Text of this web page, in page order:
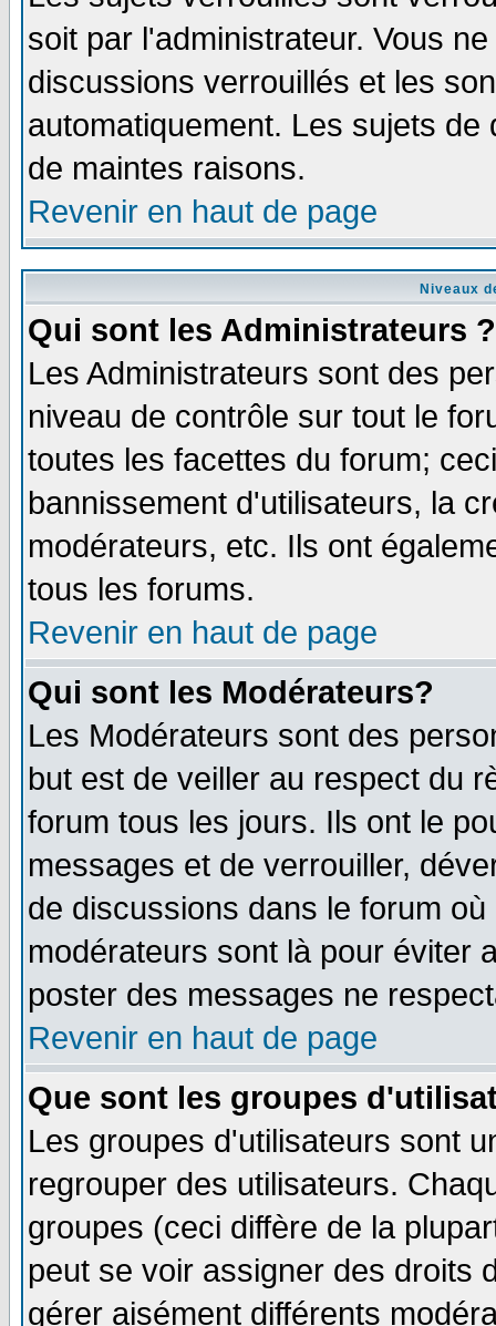
soit par l'administrateur. Vous
discussions verrouillés et les
automatiquement. Les sujets
de maintes raisons.
Revenir en haut de page
Niveaux
Qui sont les Administrateurs ?
Les Administrateurs sont des
niveau de contrôle sur tout le
toutes les facettes du forum;
bannissement d'utilisateurs, la
modérateurs, etc. Ils ont
tous les forums.
Revenir en haut de page
Qui sont les Modérateurs?
Les Modérateurs sont des
but est de veiller au respect du
forum tous les jours. Ils ont le
messages et de verrouiller,
de discussions dans le forum
modérateurs sont là pour éviter
poster des messages ne
Revenir en haut de page
Que sont les groupes
Les groupes d'utilisateurs sont
regrouper des utilisateurs.
groupes (ceci diffère de la
peut se voir assigner des droits
gérer aisément différents